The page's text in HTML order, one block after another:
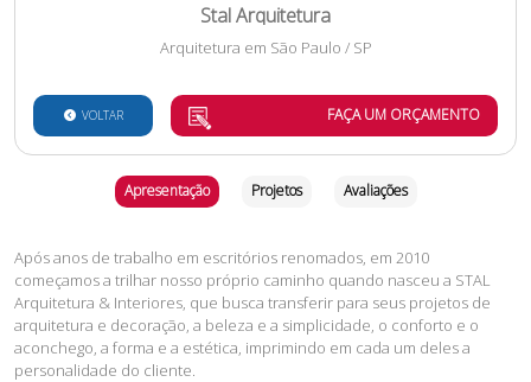
Stal Arquitetura
Arquitetura em São Paulo / SP
VOLTAR FAÇA UM ORÇAMENTO
Apresentação Projetos Avaliações
Após anos de trabalho em escritórios renomados, em 2010
começamos a trilhar nosso próprio caminho quando nasceu a STAL
Arquitetura & Interiores, que busca transferir para seus projetos de
arquitetura e decoração, a beleza e a simplicidade, o conforto e o
aconchego, a forma e a estética, imprimindo em cada um deles a
personalidade do cliente.